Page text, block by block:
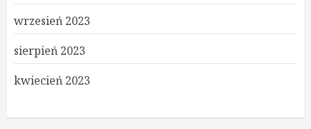
wrzesień 2023
sierpień 2023
kwiecień 2023